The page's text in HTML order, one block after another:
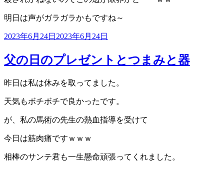
明日は声がガラガラかもですね～
投
日:
2023年6月24日 2023年6月24日
父の日のプレゼントとつまみと器
昨日は私は休みを取ってました。
天気もボチボチで良かったです。
が、私の馬術の先生の熱血指導を受けて
今日は筋肉痛ですｗｗｗ
相棒のサンテ君も一生懸命頑張ってくれました。